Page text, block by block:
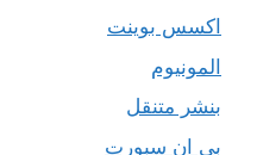
اكسس بوينت
المونيوم
بنشر متنقل
بي ان سبورت